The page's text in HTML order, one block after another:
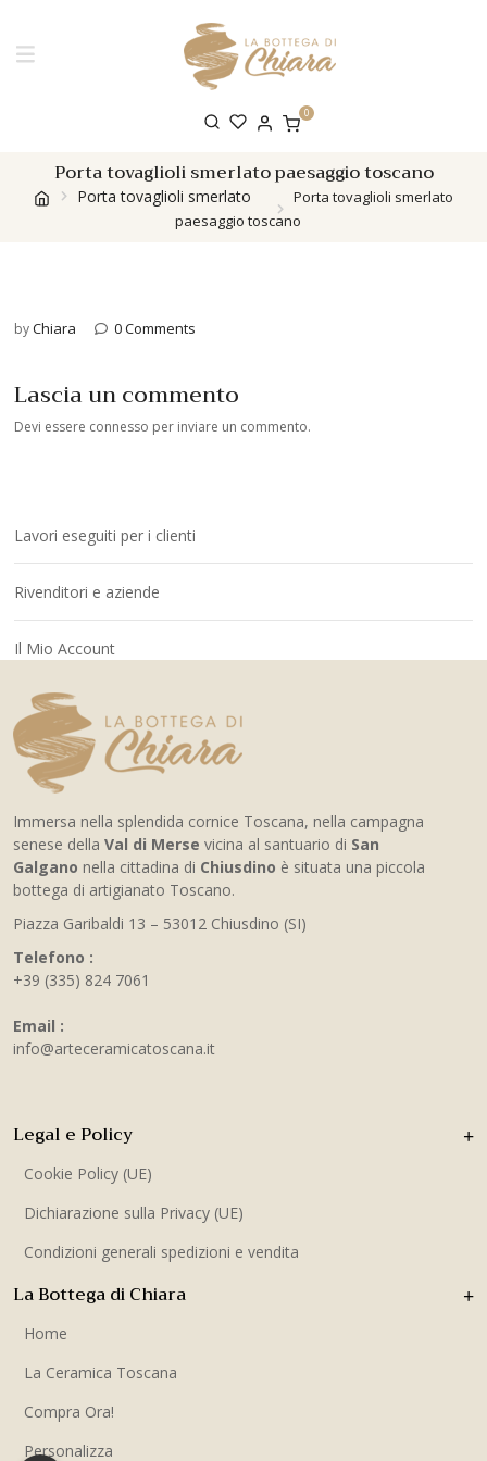
0
Porta tovaglioli smerlato paesaggio toscano
Porta tovaglioli smerlato
Porta tovaglioli smerlato
paesaggio toscano
byChiara 0 Comments
Lascia un commento
Devi essere connesso per inviare un commento.
Lavori eseguiti per i clienti
Rivenditori e aziende
Il Mio Account
Immersa nella splendida cornice Toscana, nella campagna
senese della Val di Merse vicina al santuario di San
Galgano nella cittadina di Chiusdino è situata una piccola
bottega di artigianato Toscano.
Piazza Garibaldi 13 – 53012 Chiusdino (SI)
Telefono :
+39 (335) 824 7061
Email :
info@arteceramicatoscana.it
La Bottega di Chiara
Home
La Ceramica Toscana
Compra Ora!
Personalizza
Legal e Policy
Cookie Policy (UE)
Dichiarazione sulla Privacy (UE)
Condizioni generali spedizioni e vendita